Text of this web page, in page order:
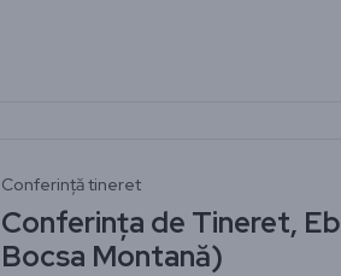
Conferință tineret
Conferința de Tineret,
Bocsa Montană)